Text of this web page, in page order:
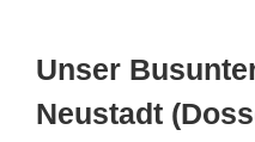
Unser
Neustadt